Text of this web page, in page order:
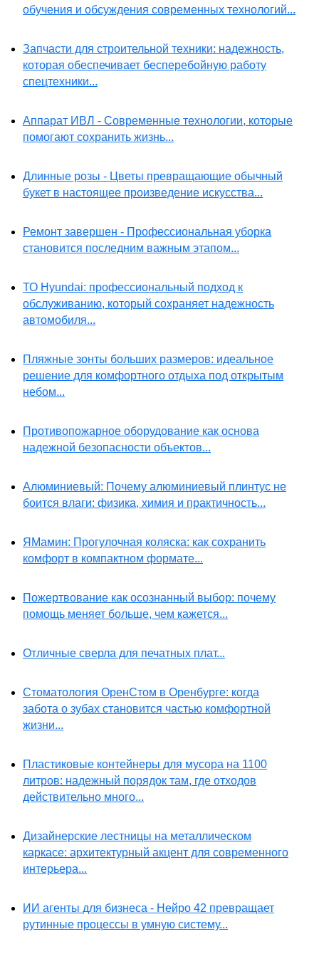
обучения и обсуждения современных технологий...
Запчасти для строительной техники: надежность,
которая обеспечивает бесперебойную работу
спецтехники...
Аппарат ИВЛ - Современные технологии, которые
помогают сохранить жизнь...
Длинные розы - Цветы превращающие обычный
букет в настоящее произведение искусства...
Ремонт завершен - Профессиональная уборка
становится последним важным этапом...
ТО Hyundai: профессиональный подход к
обслуживанию, который сохраняет надежность
автомобиля...
Пляжные зонты больших размеров: идеальное
решение для комфортного отдыха под открытым
небом...
Противопожарное оборудование как основа
надежной безопасности объектов...
Алюминиевый: Почему алюминиевый плинтус не
боится влаги: физика, химия и практичность...
ЯМамин: Прогулочная коляска: как сохранить
комфорт в компактном формате...
Пожертвование как осознанный выбор: почему
помощь меняет больше, чем кажется...
Отличные сверла для печатных плат...
Стоматология ОренСтом в Оренбурге: когда
забота о зубах становится частью комфортной
жизни...
Пластиковые контейнеры для мусора на 1100
литров: надежный порядок там, где отходов
действительно много...
Дизайнерские лестницы на металлическом
каркасе: архитектурный акцент для современного
интерьера...
ИИ агенты для бизнеса - Нейро 42 превращает
рутинные процессы в умную систему...